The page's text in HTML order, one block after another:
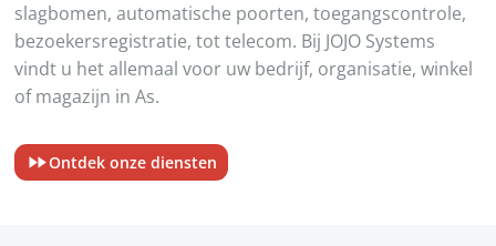
slagbomen, automatische poorten, toegangscontrole,
bezoekersregistratie, tot telecom. Bij JOJO Systems
vindt u het allemaal voor uw bedrijf, organisatie, winkel
of magazijn in As.
Ontdek onze diensten